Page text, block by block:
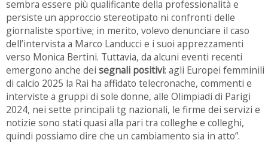
sembra essere più qualificante della professionalità e
persiste un approccio stereotipato ni confronti delle
giornaliste sportive; in merito, volevo denunciare il caso
dell’intervista a Marco Landucci e i suoi apprezzamenti
verso Monica Bertini. Tuttavia, da alcuni eventi recenti
emergono anche dei segnali positivi: agli Europei femminili
di calcio 2025 la Rai ha affidato telecronache, commenti e
interviste a gruppi di sole donne, alle Olimpiadi di Parigi
2024, nei sette principali tg nazionali, le firme dei servizi e
notizie sono stati quasi alla pari tra colleghe e colleghi,
quindi possiamo dire che un cambiamento sia in atto”.